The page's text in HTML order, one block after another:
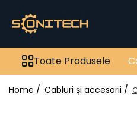
Toate Produsele
FOTOVOLTAICE
ATS / Comutatoare
Toate Produsele
Home / Cabluri și accesorii /